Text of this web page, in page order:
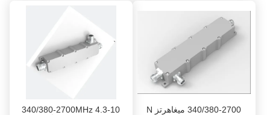
340/380-2700 ميغاهرتز N
340/380-2700MHz 4.3-10